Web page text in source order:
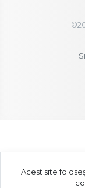
©
Acest site